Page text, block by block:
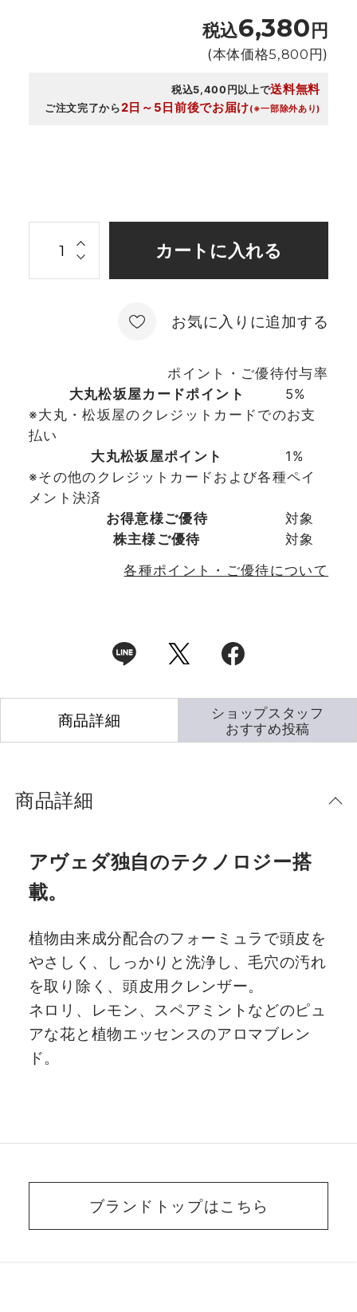
税込6,380 円
(本体価格5,800円)
税込5,400円以上で送料無料
ご注文完了から2日～5日前後でお届け(※一部除外あり)
お気に入りに追加する
ポイント・ご優待付与率
大丸松坂屋カードポイント
5%
※大丸・松坂屋のクレジットカードでのお支
払い
大丸松坂屋ポイント
1%
※その他のクレジットカードおよび各種ペイ
メント決済
お得意様ご優待
対象
株主様ご優待
対象
各種ポイント・ご優待について
商品詳細
商品詳細
アヴェダ独自のテクノロジー搭
載。
植物由来成分配合のフォーミュラで頭皮を
やさしく、しっかりと洗浄し、毛穴の汚れ
を取り除く、頭皮用クレンザー。
ネロリ、レモン、スペアミントなどのピュ
アな花と植物エッセンスのアロマブレン
ド。
ブランドトップはこちら
ショップスタッフ
おすすめ投稿